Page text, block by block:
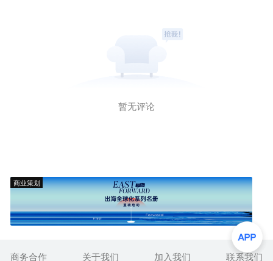
暂无评论
商业策划
商务合作 关于我们 加入我们 联系我们